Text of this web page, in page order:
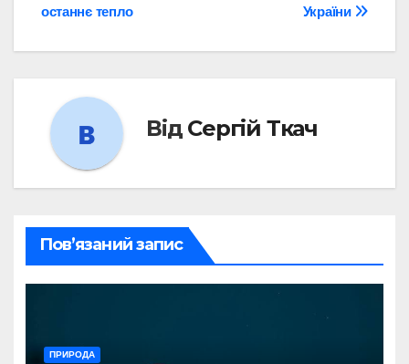
України
останнє тепло
Від Сергій Ткач
Пов’язаний запис
ПРИРОДА